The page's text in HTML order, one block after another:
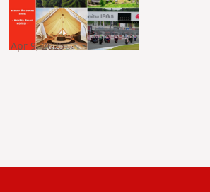
Apr 9, 2025